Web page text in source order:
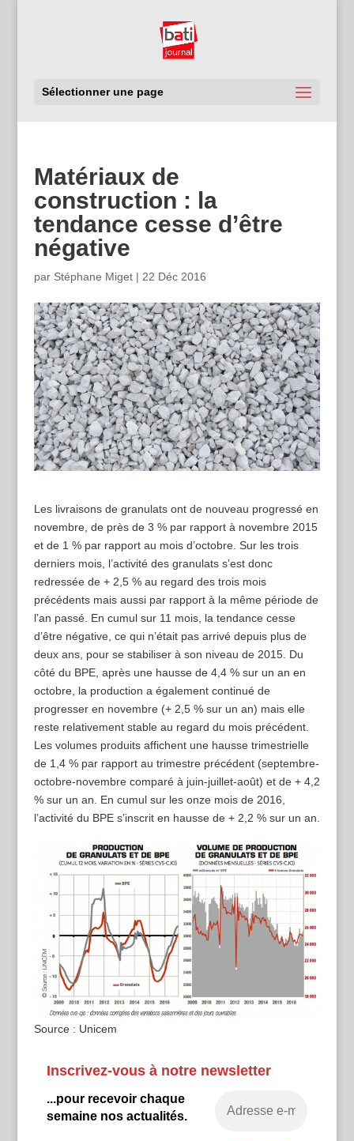
Sélectionner une page
Matériaux de
construction : la
tendance cesse d’être
négative
par Stéphane Miget| 22 Déc 2016
Les livraisons de granulats ont de nouveau progressé en
novembre, de près de 3 % par rapport à novembre 2015
et de 1 % par rapport au mois d’octobre. Sur les trois
derniers mois, l’activité des granulats s’est donc
redressée de + 2,5 % au regard des trois mois
précédents mais aussi par rapport à la même période de
l’an passé. En cumul sur 11 mois, la tendance cesse
d’être négative, ce qui n’était pas arrivé depuis plus de
deux ans, pour se stabiliser à son niveau de 2015. Du
côté du BPE, après une hausse de 4,4 % sur un an en
octobre, la production a également continué de
progresser en novembre (+ 2,5 % sur un an) mais elle
reste relativement stable au regard du mois précédent.
Les volumes produits affichent une hausse trimestrielle
de 1,4 % par rapport au trimestre précédent (septembre-
octobre-novembre comparé à juin-juillet-août) et de + 4,2
% sur un an. En cumul sur les onze mois de 2016,
l’activité du BPE s’inscrit en hausse de + 2,2 % sur un an.
Source : Unicem
Inscrivez-vous à notre newsletter
...pour recevoir chaque
semaine nos actualités.